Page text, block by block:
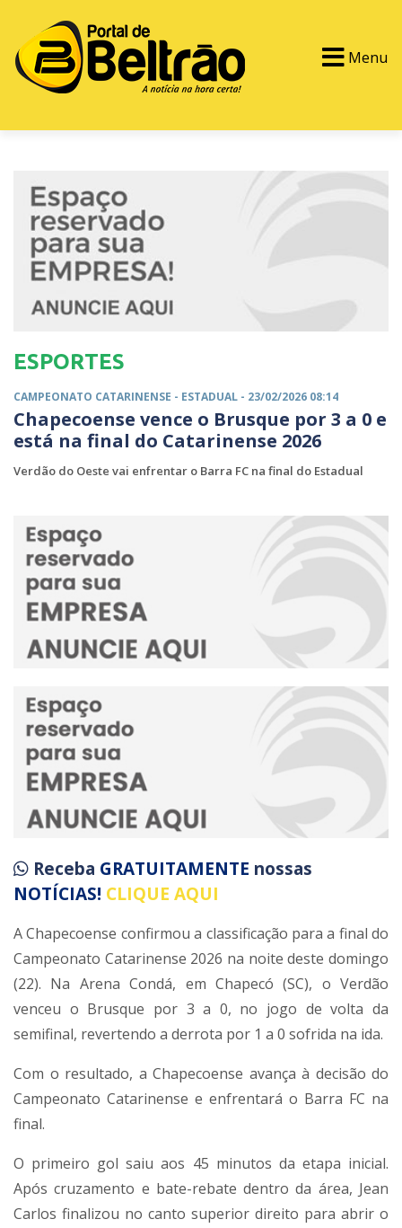
Menu
ESPORTES
CAMPEONATO CATARINENSE - ESTADUAL - 23/02/2026 08:14
Chapecoense vence o Brusque por 3 a 0 e
está na final do Catarinense 2026
Verdão do Oeste vai enfrentar o Barra FC na final do Estadual
Receba GRATUITAMENTE nossas
NOTÍCIAS! CLIQUE AQUI
A Chapecoense confirmou a classificação para a final do
Campeonato Catarinense 2026 na noite deste domingo
(22). Na Arena Condá, em Chapecó (SC), o Verdão
venceu o Brusque por 3 a 0, no jogo de volta da
semifinal, revertendo a derrota por 1 a 0 sofrida na ida.
Com o resultado, a Chapecoense avança à decisão do
Campeonato Catarinense e enfrentará o Barra FC na
final.
O primeiro gol saiu aos 45 minutos da etapa inicial.
Após cruzamento e bate-rebate dentro da área, Jean
Carlos finalizou no canto superior direito para abrir o